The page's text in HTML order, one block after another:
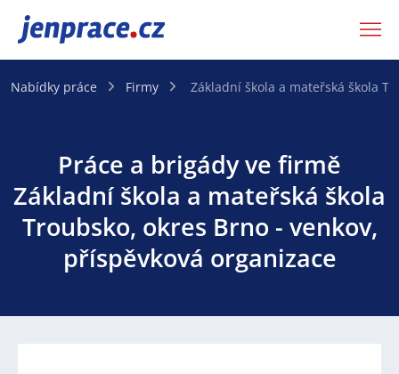
JenPráce.cz
Nabídky práce Firmy Základní škola a mateřská škola
Práce a brigády ve firmě
Základní škola a mateřská škola
Troubsko, okres Brno - venkov,
příspěvková organizace